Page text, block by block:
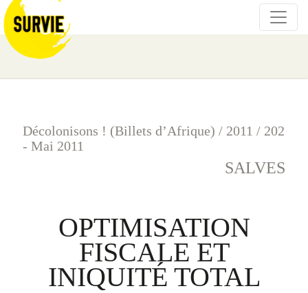
Décolonisons ! (Billets d’Afrique) / 2011 / 202
- Mai 2011
SALVES
OPTIMISATION
FISCALE ET
INIQUITÉ TOTAL